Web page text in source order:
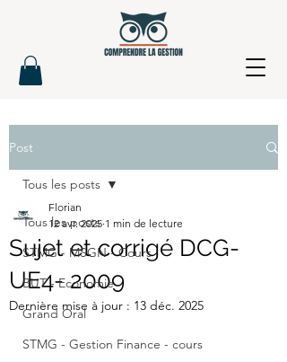
Post
Tous les posts
STMG - MSGN - Cours
BUT - Economie
Grand Oral
STMG - Gestion Finance - cours
Tous les posts
Sujet et corrigé DCG-
UE4- 2009
Florian
12 avr. 2025 1 min de lecture
Dernière mise à jour : 13 déc. 2025